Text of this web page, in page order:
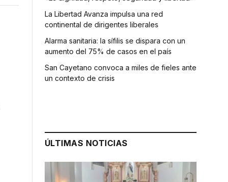
La Libertad Avanza impulsa una red
continental de dirigentes liberales
Alarma sanitaria: la sífilis se dispara con un
aumento del 75% de casos en el país
San Cayetano convoca a miles de fieles ante
un contexto de crisis
ÚLTIMAS NOTICIAS